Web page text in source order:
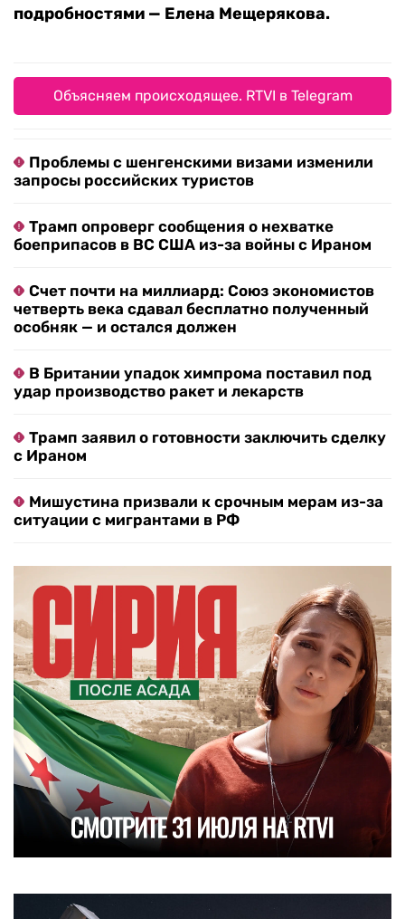
подробностями — Елена Мещерякова.
Объясняем происходящее. RTVI в Telegram
Проблемы с шенгенскими визами изменили
запросы российских туристов
Трамп опроверг сообщения о нехватке
боеприпасов в ВС США из-за войны с Ираном
Счет почти на миллиард: Союз экономистов
четверть века сдавал бесплатно полученный
особняк — и остался должен
В Британии упадок химпрома поставил под
удар производство ракет и лекарств
Трамп заявил о готовности заключить сделку
с Ираном
Мишустина призвали к срочным мерам из-за
ситуации с мигрантами в РФ